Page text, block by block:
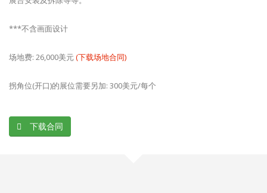
***不含画面设计
场地费: 26,000美元(下载场地合同)
拐角位(开口)的展位需要另加: 300美元/每个
下载合同